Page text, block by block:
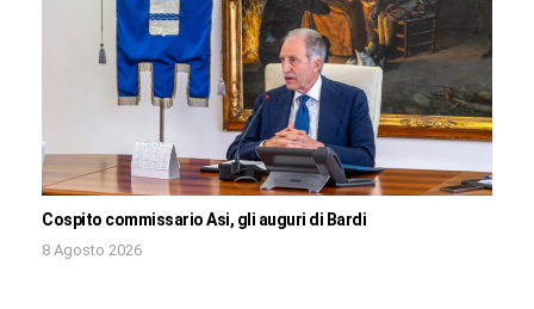
Cospito commissario Asi, gli auguri di Bardi
8 Agosto 2026